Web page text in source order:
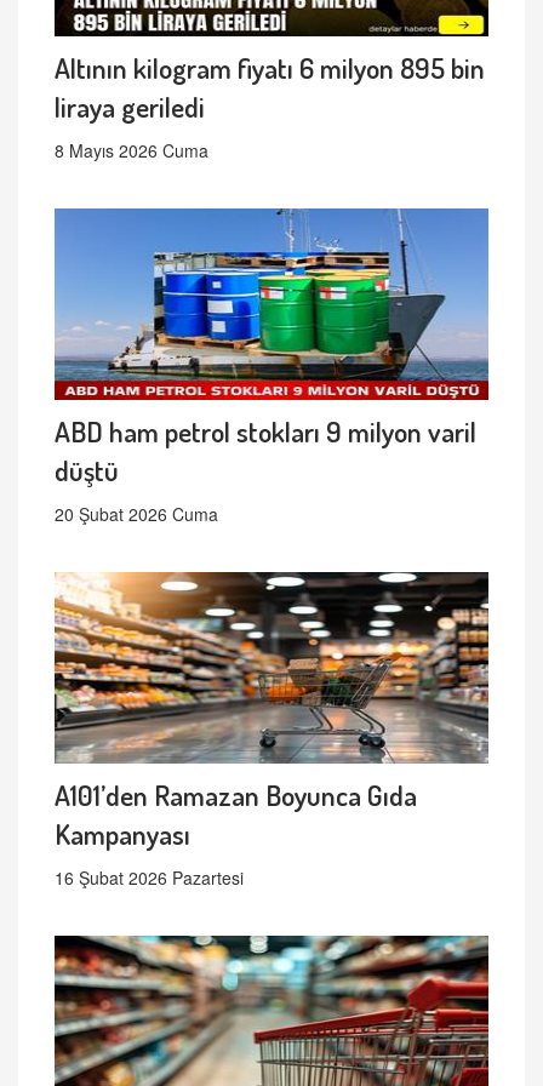
Altının kilogram fiyatı 6 milyon 895 bin
liraya geriledi
8 Mayıs 2026 Cuma
ABD ham petrol stokları 9 milyon varil
düştü
20 Şubat 2026 Cuma
A101’den Ramazan Boyunca Gıda
Kampanyası
16 Şubat 2026 Pazartesi